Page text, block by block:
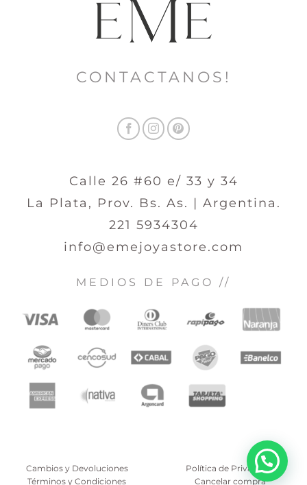
CONTACTANOS!
Calle 26 #60 e/ 33 y 34
La Plata, Prov. Bs. As. | Argentina.
221 5934304
info@emejoyastore.com
MEDIOS DE PAGO //
Cambios y Devoluciones
Política de Privacidad
Términos y Condiciones
Cancelar compra